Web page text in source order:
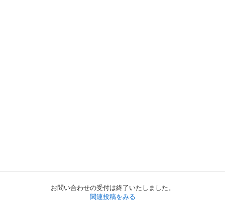
お問い合わせの受付は終了いたしました。
関連投稿をみる